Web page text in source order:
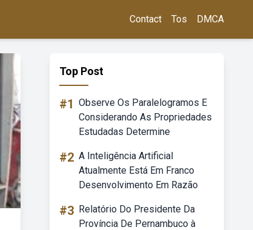
Contact Tos DMCA
Top Post
#1 Observe Os Paralelogramos E
Considerando As Propriedades
Estudadas Determine
#2 A Inteligência Artificial
Atualmente Está Em Franco
Desenvolvimento Em Razão
#3 Relatório Do Presidente Da
Província De Pernambuco à